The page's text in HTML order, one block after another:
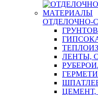
ОТДЕЛОЧНО-
ЛЕНТЫ,